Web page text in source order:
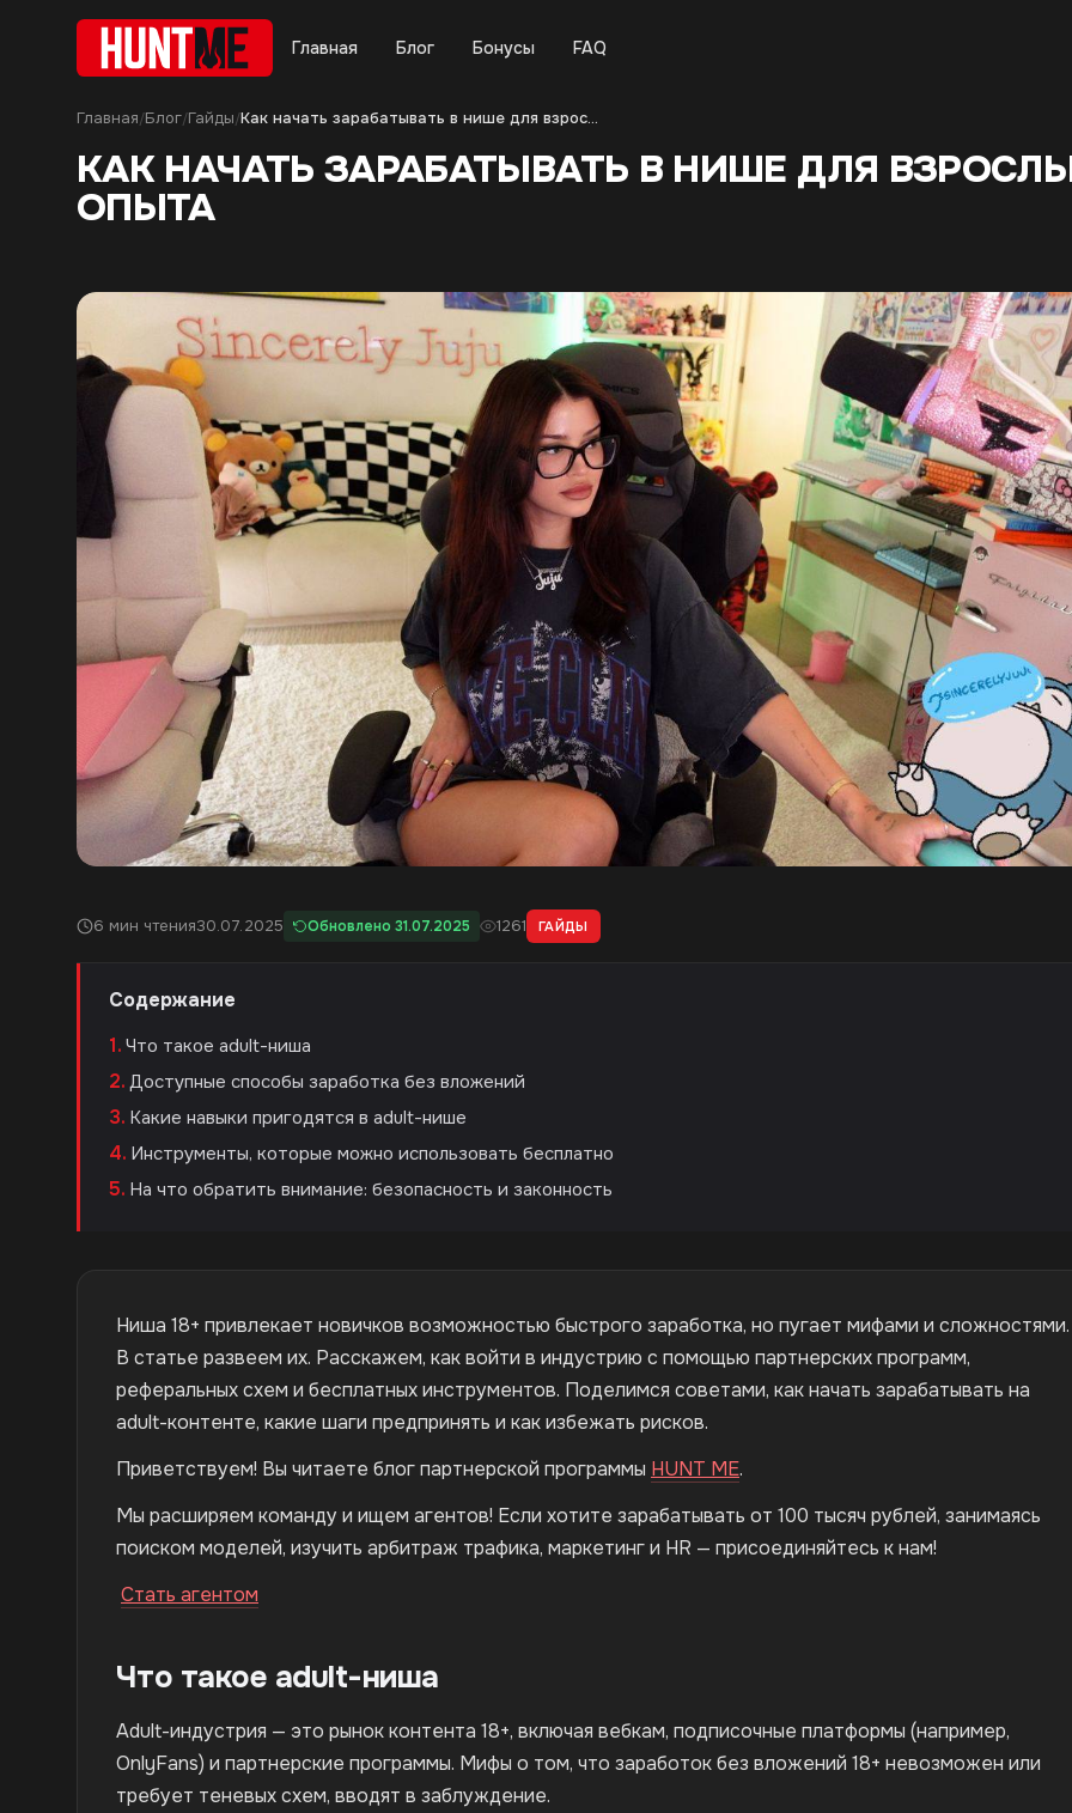
Главная Блог Бонусы FAQ
Главная/Блог/Гайды/ Как начать зарабатывать в нише для взрослых без вложений и опыта
КАК НАЧАТЬ ЗАРАБАТЫВАТЬ В НИШЕ ДЛЯ
ОПЫТА
6 мин чтения30.07.2025 Обновлено 31.07.2025 1261 ГАЙДЫ
Содержание
Что такое adult-ниша
Доступные способы заработка без вложений
Какие навыки пригодятся в adult-нише
Инструменты, которые можно использовать бесплатно
На что обратить внимание: безопасность и законность
Ниша 18+ привлекает новичков возможностью быстрого заработка, но пугает мифами и сложностями.
В статье развеем их. Расскажем, как войти в индустрию с помощью партнерских программ,
реферальных схем и бесплатных инструментов. Поделимся советами, как начать зарабатывать на
adult-контенте, какие шаги предпринять и как избежать рисков.
Приветствуем! Вы читаете блог партнерской программы HUNT ME.
Мы расширяем команду и ищем агентов! Если хотите зарабатывать от 100 тысяч рублей, занимаясь
поиском моделей, изучить арбитраж трафика, маркетинг и HR — присоединяйтесь к нам!
Стать агентом
Что такое adult-ниша
Adult-индустрия — это рынок контента 18+, включая вебкам, подписочные платформы (например,
OnlyFans) и партнерские программы. Мифы о том, что заработок без вложений 18+ невозможен или
требует теневых схем, вводят в заблуждение.